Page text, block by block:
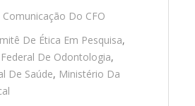
Do CFO
De Ética Em Pesquisa,
De Odontologia,
De Saúde, Ministério Da